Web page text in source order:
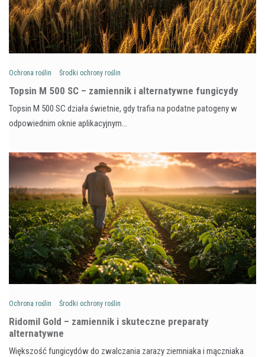
Ochrona roślin Środki ochrony roślin
Topsin M 500 SC – zamiennik i alternatywne fungicydy
Topsin M 500 SC działa świetnie, gdy trafia na podatne patogeny w
odpowiednim oknie aplikacyjnym…
Ochrona roślin Środki ochrony roślin
Ridomil Gold – zamiennik i skuteczne preparaty
alternatywne
Większość fungicydów do zwalczania zarazy ziemniaka i mączniaka